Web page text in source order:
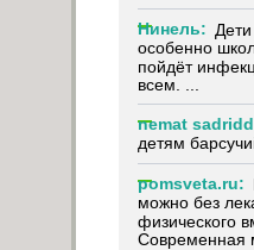
Нинель:
особенно
пойдёт
всем. ...
nemat
детям
pomsveta.ru:
можно без
физического
Современная